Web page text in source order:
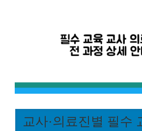
교사·의료진별 필수